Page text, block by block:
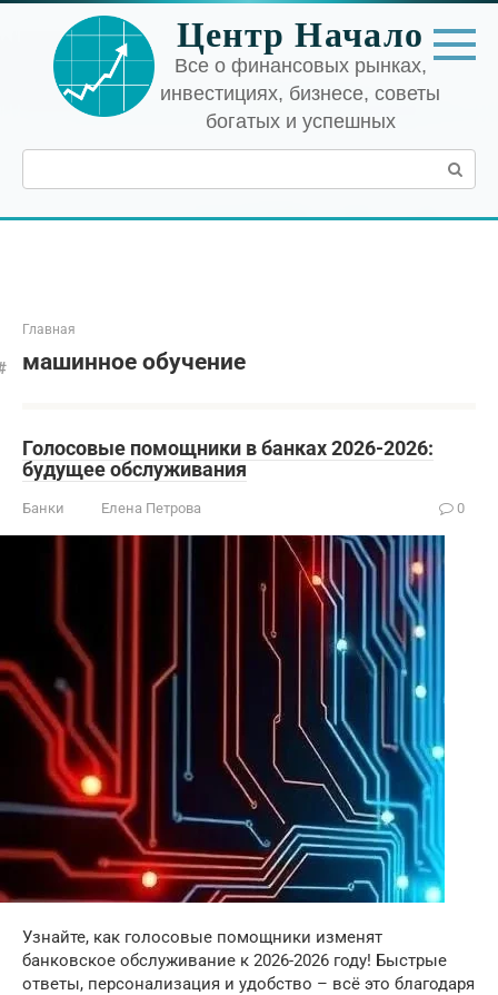
Перейти
контенту
Центр Начало
Все о финансовых рынках,
инвестициях, бизнесе, советы
богатых и успешных
Поиск:
Главная
машинное обучение
Голосовые помощники в банках 2026-2026:
будущее обслуживания
Банки Елена Петрова 0
Узнайте, как голосовые помощники изменят
банковское обслуживание к 2026-2026 году! Быстрые
ответы, персонализация и удобство – всё это благодаря